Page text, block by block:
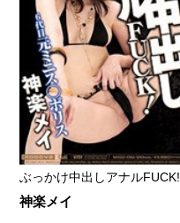
ぶっかけ中出しアナルFUCK!
神楽メイ